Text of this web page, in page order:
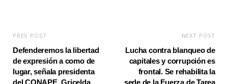
PREV POST
Defenderemos la libertad
de expresión a como de
lugar, señala presidenta
del CONAPE, Gricelda
NEXT POST
Lucha contra blanqueo de
capitales y corrupción es
frontal. Se rehabilita la
sede de la Fuerza de Tarea